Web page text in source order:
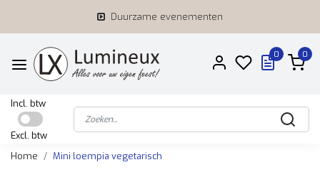
Duurzame evenementen
0 0
Incl. btw
Excl. btw
Home
Mini loempia vegetarisch